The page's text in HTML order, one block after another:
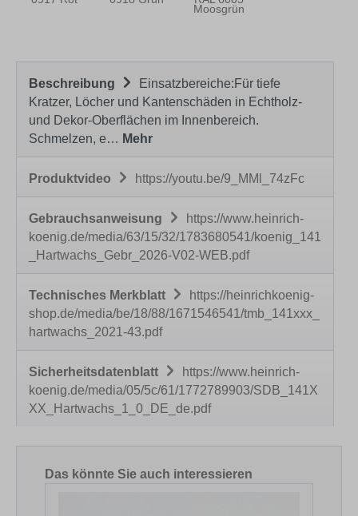
Moosgrün
Beschreibung
Einsatzbereiche:Für tiefe
Kratzer, Löcher und Kantenschäden in Echtholz-
und Dekor-Oberflächen im Innenbereich.
Schmelzen, e… Mehr
Produktvideo https://youtu.be/9_MMl_74zFc
Gebrauchsanweisung
https://www.heinrich-
koenig.de/media/63/15/32/1783680541/koenig_141
_Hartwachs_Gebr_2026-V02-WEB.pdf
Technisches Merkblatt
https://heinrichkoenig-
shop.de/media/be/18/88/1671546541/tmb_141xxx_
hartwachs_2021-43.pdf
Sicherheitsdatenblatt
https://www.heinrich-
koenig.de/media/05/5c/61/1772789903/SDB_141X
XX_Hartwachs_1_0_DE_de.pdf
Produktgalerie überspringen
Das könnte Sie auch interessieren